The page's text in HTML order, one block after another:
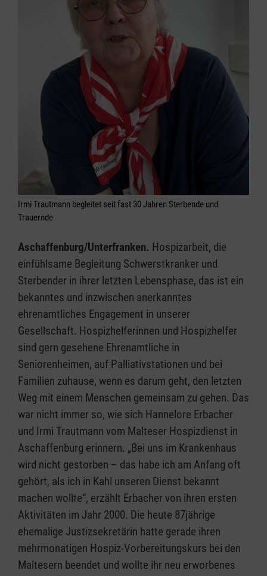
Irmi Trautmann begleitet seit fast 30 Jahren Sterbende und
Trauernde
Aschaffenburg/Unterfranken. Hospizarbeit, die
einfühlsame Begleitung Schwerstkranker und
Sterbender in ihrer letzten Lebensphase, das ist ein
bekanntes und inzwischen anerkanntes
ehrenamtliches Engagement in unserer
Gesellschaft. Hospizhelferinnen und Hospizhelfer
sind gern gesehene Ehrenamtliche in
Seniorenheimen, auf Palliativstationen und bei
Familien zuhause, wenn es darum geht, den letzten
Weg mit einem Menschen gemeinsam zu gehen. Das
war nicht immer so, wie sich Hannelore Erbacher
und Irmi Trautmann vom Malteser Hospizdienst in
Aschaffenburg erinnern. „Bei uns im Krankenhaus
wird nicht gestorben – das habe ich am Anfang oft
gehört, als ich in Kahl unseren Dienst bekannt
machen wollte“, erzählt Erbacher von ihren ersten
Aktivitäten im Jahr 2000. Die heute 87jährige
ehemalige Justizsekretärin hatte gerade ihren
mehrmonatigen Hospiz-Vorbereitungskurs bei den
Maltesern beendet und wollte ihr neu erworbenes